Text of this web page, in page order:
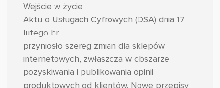
Wejście w życie
Aktu o Usługach Cyfrowych (DSA) dnia 17
lutego br.
przyniosło szereg zmian dla sklepów
internetowych, zwłaszcza w obszarze
pozyskiwania i publikowania opinii
produktowych od klientów. Nowe przepisy